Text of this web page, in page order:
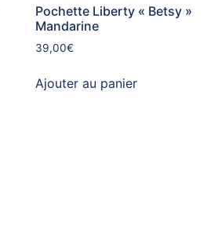
Pochette Liberty « Betsy »
Mandarine
39,00€
Ajouter au panier